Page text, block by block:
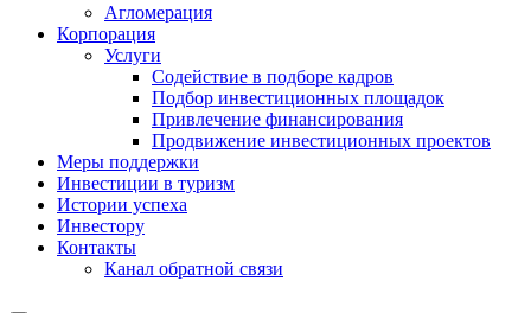
Агломерация
Корпорация
Услуги
Cодействие в подборе кадров
Подбор инвестиционных площадок
Привлечение финансирования
Продвижение инвестиционных проектов
Меры поддержки
Инвестиции в туризм
Истории успеха
Инвестору
Контакты
Канал обратной связи